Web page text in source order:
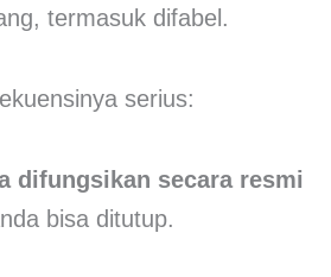
termasuk difabel.
serius:
difungsikan secara resmi
bisa ditutup.